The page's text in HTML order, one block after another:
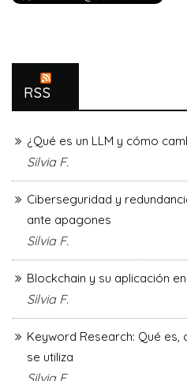
RSS
¿Qué es un LLM y cómo
Silvia F.
Ciberseguridad y
ante apagones
Silvia F.
Blockchain y su aplicación
Silvia F.
Keyword Research: Qué
se utiliza